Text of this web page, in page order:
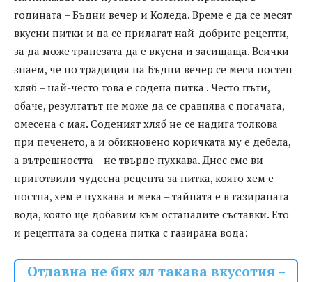
годината – Бъдни вечер и Коледа. Време е да се месят
вкусни питки и да се прилагат най-добрите рецепти,
за да може трапезата да е вкусна и засищаща. Всички
знаем, че по традиция на Бъдни вечер се меси постен
хляб – най-често това е содена питка . Често пъти,
обаче, резултатът не може да се сравнява с погачата,
омесена с мая. Соденият хляб не се надига толкова
при печенето, а и обикновено коричката му е дебела,
а вътрешността – не твърде пухкава. Днес сме ви
приготвили чудесна рецепта за питка, която хем е
постна, хем е пухкава и мека – тайната е в газираната
вода, която ще добавим към останалите съставки. Ето
и рецептата за содена питка с газирана вода:
Отдавна не бях ял такава вкусотия –